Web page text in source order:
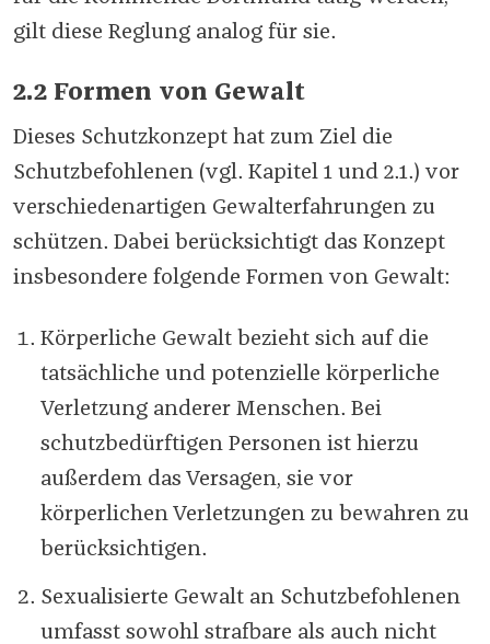
gilt diese Reglung analog für sie.
2.2 Formen von Gewalt
Dieses Schutzkonzept hat zum Ziel die
Schutzbefohlenen (vgl. Kapitel 1 und 2.1.) vor
verschiedenartigen Gewalterfahrungen zu
schützen. Dabei berücksichtigt das Konzept
insbesondere folgende Formen von Gewalt:
Körperliche Gewalt bezieht sich auf die
tatsächliche und potenzielle körperliche
Verletzung anderer Menschen. Bei
schutzbedürftigen Personen ist hierzu
außerdem das Versagen, sie vor
körperlichen Verletzungen zu bewahren zu
berücksichtigen.
Sexualisierte Gewalt an Schutzbefohlenen
umfasst sowohl strafbare als auch nicht